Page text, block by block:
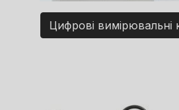
Цифрові вимірювальні